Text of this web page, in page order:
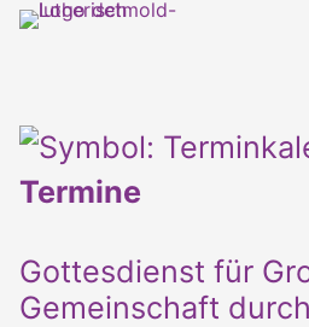
Termine
Gottesdienst für
Gemeinschaft